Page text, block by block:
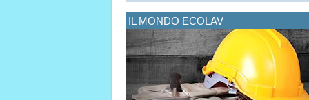
IL MONDO ECOLAV